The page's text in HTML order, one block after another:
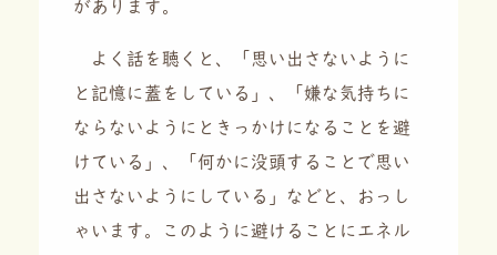
があります。
よく話を聴くと、「思い出さないように
と記憶に蓋をしている」、「嫌な気持ちに
ならないようにときっかけになることを避
けている」、「何かに没頭することで思い
出さないようにしている」などと、おっし
ゃいます。このように避けることにエネル